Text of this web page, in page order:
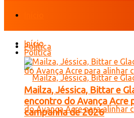
Política
Início
Política
Mailza, Jéssica, Bittar e
encontro do Avança Acre
campanha de 2026